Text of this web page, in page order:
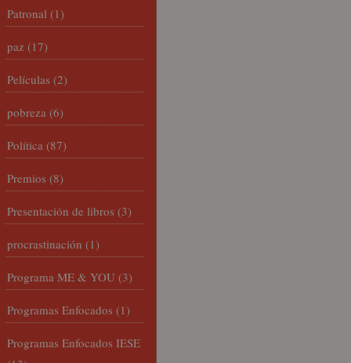
Patronal (1)
paz (17)
Películas (2)
pobreza (6)
Política (87)
Premios (8)
Presentación de libros (3)
procrastinación (1)
Programa ME & YOU (3)
Programas Enfocados (1)
Programas Enfocados IESE